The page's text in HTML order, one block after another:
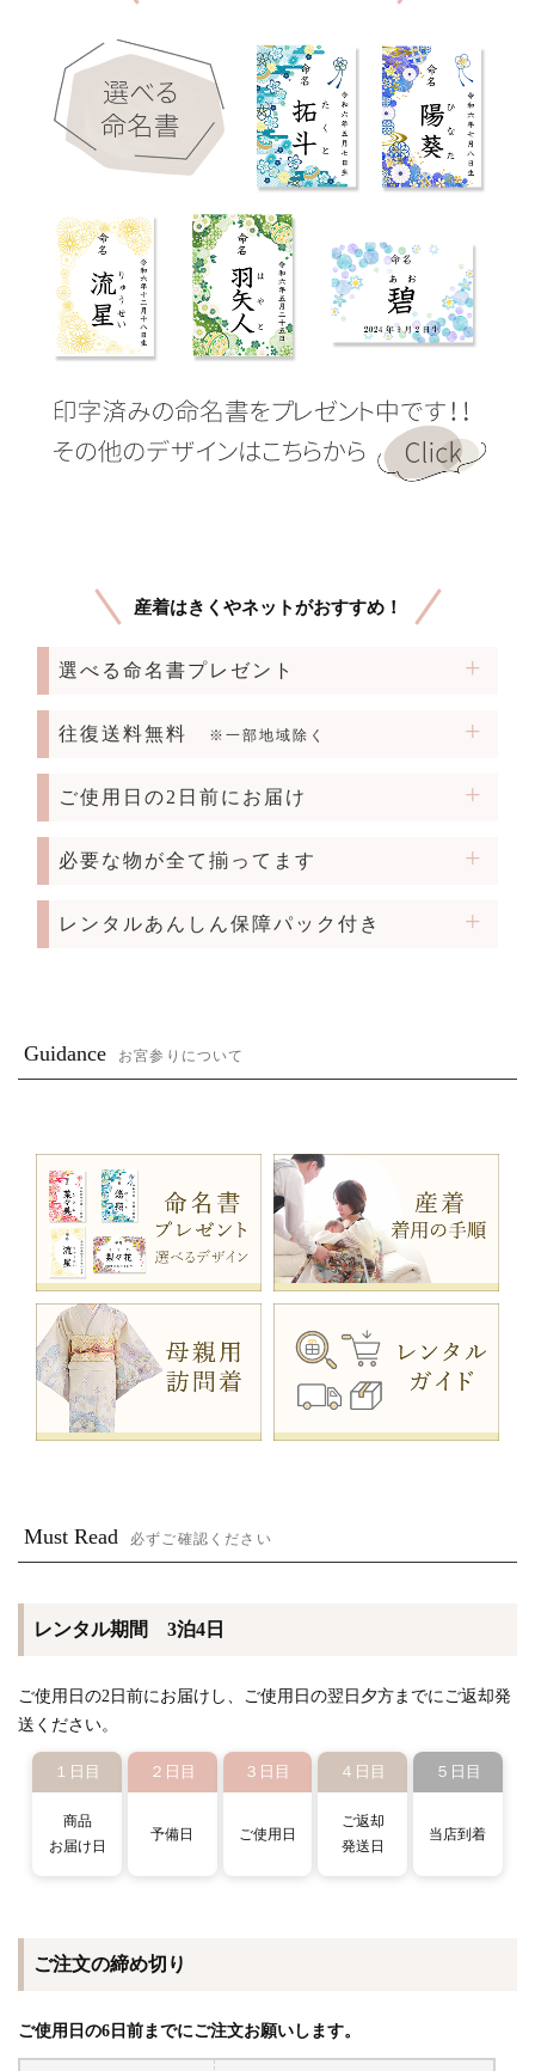
産着はきくやネットがおすすめ！
選べる命名書プレゼント
往復送料無料 ※一部地域除く
ご使用日の2日前にお届け
必要な物が全て揃ってます
レンタルあんしん保障パック付き
Guidance お宮参りについて
Must Read 必ずご確認ください
レンタル期間 3泊4日
ご使用日の2日前にお届けし、ご使用日の翌日夕方までにご返却発
送ください。
１日目
商品
お届け日
２日目
予備日
３日目
ご使用日
４日目
ご返却
発送日
５日目
当店到着
ご注文の締め切り
ご使用日の6日前までにご注文お願いします。